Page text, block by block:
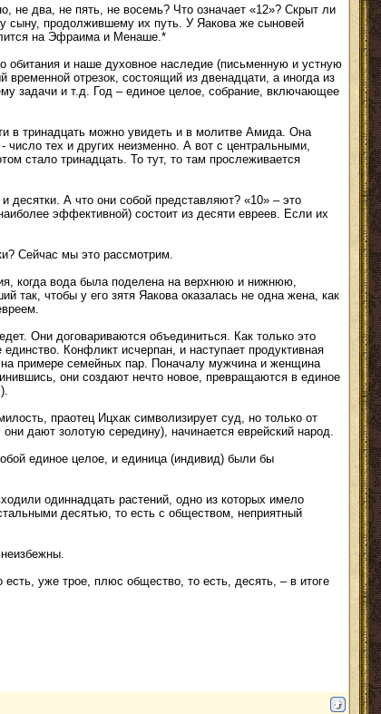
не два, не пять, не восемь? Что означает «12»? Скрыт ли
сыну, продолжившему их путь. У Яакова же сыновей
на Эфраима и Менаше.*
обитания и наше духовное наследие (письменную и устную
отрезок, состоящий из двенадцати, а иногда из
задачи и т.д. Год – единое целое, собрание, включающее
в тринадцать можно увидеть и в молитве Амида. Она
тех и других неизменно. А вот с центральными,
стало тринадцать. То тут, то там прослеживается
десятки. А что они собой представляют? «10» – это
эффективной) состоит из десяти евреев. Если их
Сейчас мы это рассмотрим.
когда вода была поделена на верхнюю и нижнюю,
чтобы у его зятя Яакова оказалась не одна жена, как
Они договариваются объединиться. Как только это
Конфликт исчерпан, и наступает продуктивная
примере семейных пар. Поначалу мужчина и женщина
они создают нечто новое, превращаются в единое
праотец Ицхак символизирует суд, но только от
дают золотую середину), начинается еврейский народ.
единое целое, и единица (индивид) были бы
одиннадцать растений, одно из которых имело
десятью, то есть с обществом, неприятный
уже трое, плюс общество, то есть, десять, – в итоге